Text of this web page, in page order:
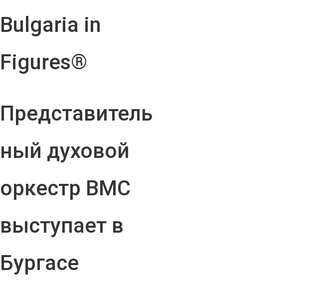
Bulgaria in
Figures®
Представитель
ный духовой
оркестр ВМС
выступает в
Бургасе